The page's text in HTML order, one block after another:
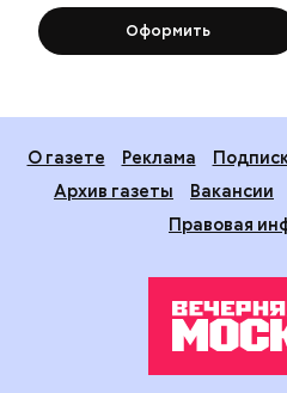
Оформить
О газете Реклама
Архив газеты
Вакансии
Правовая